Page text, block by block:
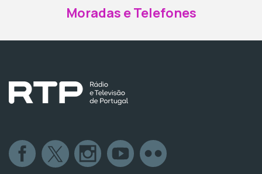
Moradas e Telefones